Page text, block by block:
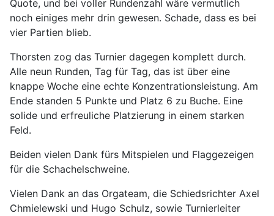
Quote, und bei voller Rundenzahl wäre vermutlich
noch einiges mehr drin gewesen. Schade, dass es bei
vier Partien blieb.
Thorsten zog das Turnier dagegen komplett durch.
Alle neun Runden, Tag für Tag, das ist über eine
knappe Woche eine echte Konzentrationsleistung. Am
Ende standen 5 Punkte und Platz 6 zu Buche. Eine
solide und erfreuliche Platzierung in einem starken
Feld.
Beiden vielen Dank fürs Mitspielen und Flaggezeigen
für die Schachelschweine.
Vielen Dank an das Orgateam, die Schiedsrichter Axel
Chmielewski und Hugo Schulz, sowie Turnierleiter